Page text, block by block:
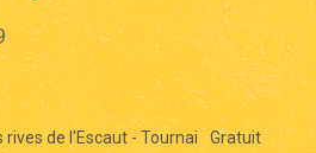
de l'Escaut - Tournai
Gratuit